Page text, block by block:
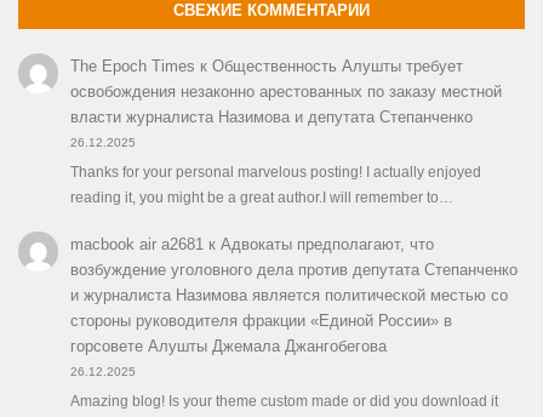
СВЕЖИЕ КОММЕНТАРИИ
The Epoch Times к Общественность Алушты требует
освобождения незаконно арестованных по заказу местной
власти журналиста Назимова и депутата Степанченко
26.12.2025
Thanks for your personal marvelous posting! I actually enjoyed
reading it, you might be a great author.I will remember to…
macbook air a2681 к Адвокаты предполагают, что
возбуждение уголовного дела против депутата Степанченко
и журналиста Назимова является политической местью со
стороны руководителя фракции «Единой России» в
горсовете Алушты Джемала Джангобегова
26.12.2025
Amazing blog! Is your theme custom made or did you download it